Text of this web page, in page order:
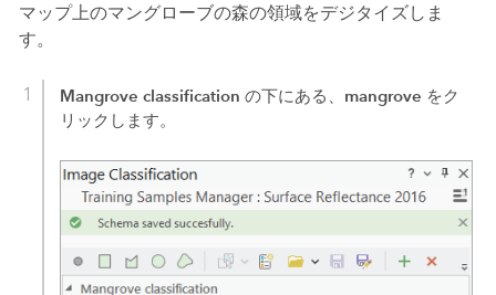
マップ上のマングローブの森の領域をデジタイズしま
す。
Mangrove classification の下にある、 mangrove をク
リックします。